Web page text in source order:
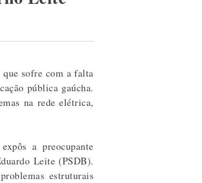
sofre com a falta
pública gaúcha.
na rede elétrica,
a preocupante
Leite (PSDB).
estruturais